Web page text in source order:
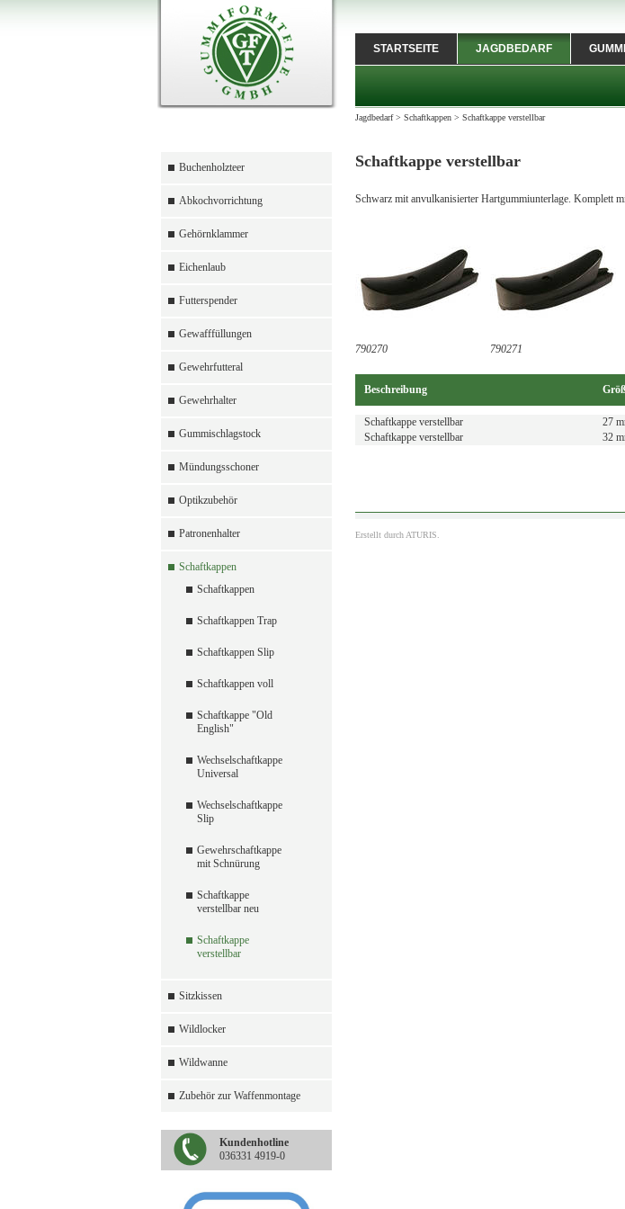
Buchenholzteer
Abkochvorrichtung
Gehörnklammer
Eichenlaub
Futterspender
Gewafffüllungen
Gewehrfutteral
Gewehrhalter
Gummischlagstock
Mündungsschoner
Optikzubehör
Patronenhalter
Schaftkappen
Schaftkappen
Schaftkappen Trap
Schaftkappen Slip
Schaftkappen voll
Schaftkappe "Old
English"
Wechselschaftkappe
Universal
Wechselschaftkappe
Slip
Gewehrschaftkappe
mit Schnürung
Schaftkappe
verstellbar neu
Schaftkappe
verstellbar
Sitzkissen
Wildlocker
Wildwanne
Zubehör zur Waffenmontage
Kundenhotline
036331 4919-0
STARTSEITE JAGDBEDARF
Jagdbedarf> Schaftkappen> Schaftkappe verstellbar
Schaftkappe verstellbar
Schwarz mit anvulkanisierter Hartgummiunterlage. Komplett
790270 790271
Beschreibung
Schaftkappe verstellbar 27
Schaftkappe verstellbar
32
Erstellt durch ATURIS.